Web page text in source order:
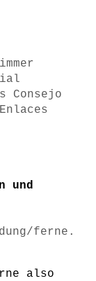
Consejo
Enlaces
und
ferne.
also